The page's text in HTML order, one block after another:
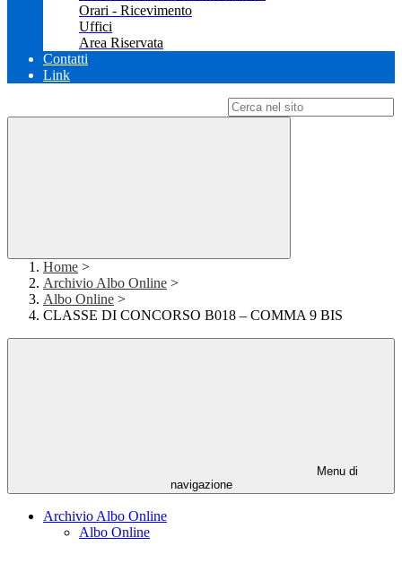
Orari - Ricevimento
Uffici
Area Riservata
Contatti
Link
Home >
Archivio Albo Online >
Albo Online >
CLASSE DI CONCORSO B018 – COMMA 9 BIS
Menu di
navigazione
Archivio Albo Online
Albo Online